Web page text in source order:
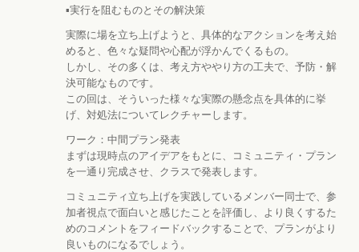
▪️実行を阻むものとその解決策
実際に場を立ち上げようと、具体的なアクションを考え始
めると、色々な疑問や心配が浮かんでくるもの。
しかし、その多くは、考え方ややり方の工夫で、予防・解
決可能なものです。
この回は、そういった様々な実際の懸念点を具体的に挙
げ、対処法についてレクチャーします。
ワーク：中間プラン発表
まずは現時点のアイデアをもとに、コミュニティ・プラン
を一通り完成させ、クラスで発表します。
コミュニティ立ち上げを実践しているメンバー同士で、参
加者視点で面白いと感じたことを評価し、より良くするた
めのコメントをフィードバックすることで、プランがより
良いものになるでしょう。